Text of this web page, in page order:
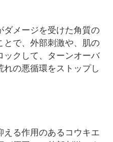
ダメージを受けた角質の
とで、外部刺激や、肌の
ックして、ターンオーバ
の悪循環をストップし
える作用のあるコウキエ